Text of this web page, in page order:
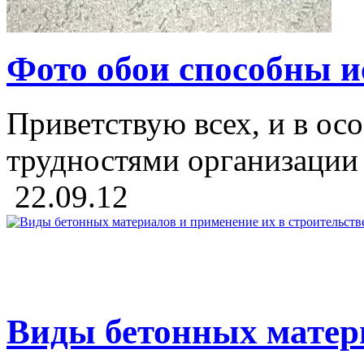
Фото обои способны
Приветствую всех, и в
трудностями
22.09.12
Виды бетонных